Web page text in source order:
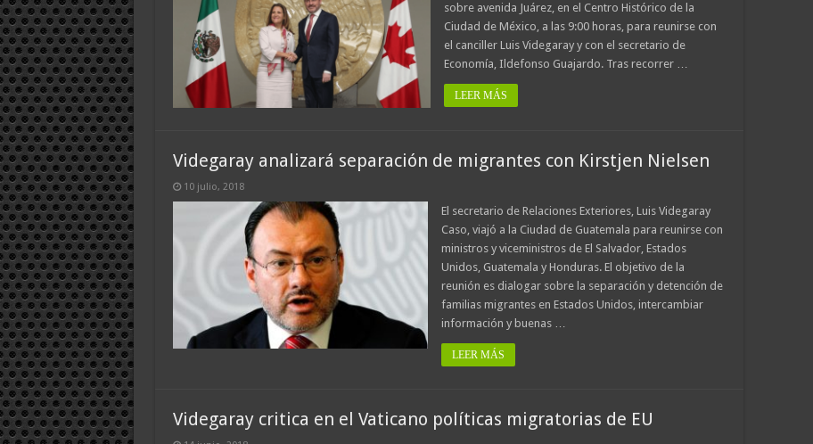
sobre avenida Juárez, en el Centro Histórico de la
Ciudad de México, a las 9:00 horas, para reunirse con
el canciller Luis Videgaray y con el secretario de
Economía, Ildefonso Guajardo. Tras recorrer …
LEER MÁS
Videgaray analizará separación de migrantes con Kirstjen Nielsen
10 julio, 2018
El secretario de Relaciones Exteriores, Luis Videgaray
Caso, viajó a la Ciudad de Guatemala para reunirse con
ministros y viceministros de El Salvador, Estados
Unidos, Guatemala y Honduras. El objetivo de la
reunión es dialogar sobre la separación y detención de
familias migrantes en Estados Unidos, intercambiar
información y buenas …
LEER MÁS
Videgaray critica en el Vaticano políticas migratorias de EU